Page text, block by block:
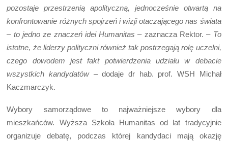
pozostaje przestrzenią apolityczną, jednocześnie otwartą na
konfrontowanie różnych spojrzeń i wizji otaczającego nas świata
– to jedno ze znaczeń idei Humanitas – zaznacza Rektor. – To
istotne, że liderzy polityczni również tak postrzegają rolę uczelni,
czego dowodem jest fakt potwierdzenia udziału w debacie
wszystkich kandydatów –dodaje dr hab. prof. WSH Michał
Kaczmarczyk.
Wybory samorządowe to najważniejsze wybory dla
mieszkańców. Wyższa Szkoła Humanitas od lat tradycyjnie
organizuje debatę, podczas której kandydaci mają okazję